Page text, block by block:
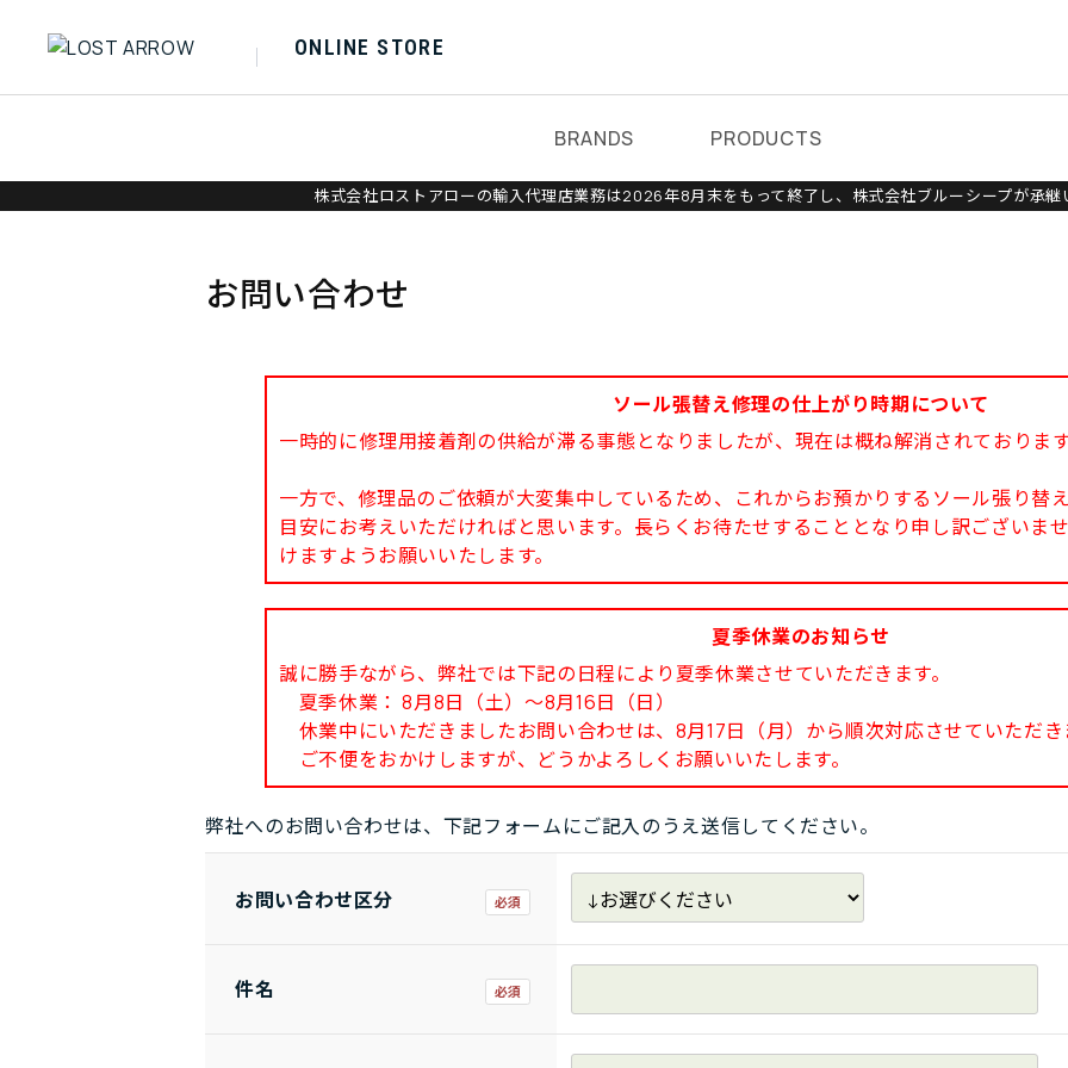
ONLINE STORE
BRANDS PRODUCTS
株式会社ロストアローの輸入代理店業務は2026年8月末をもって終了し、株式会社ブルーシープが承継
お問い合わせ
ソール張替え修理の仕上がり時期について
一時的に修理用接着剤の供給が滞る事態となりましたが、現在は概ね解消されておりま
一方で、修理品のご依頼が大変集中しているため、これからお預かりするソール張り替
目安にお考えいただければと思います。長らくお待たせすることとなり申し訳ございま
けますようお願いいたします。
夏季休業のお知らせ
誠に勝手ながら、弊社では下記の日程により夏季休業させていただきます。
夏季休業： 8月8日（土）～8月16日（日）
休業中にいただきましたお問い合わせは、8月17日（月）から順次対応させていただき
ご不便をおかけしますが、どうかよろしくお願いいたします。
弊社へのお問い合わせは、下記フォームにご記入のうえ送信してください。
お問い合わせ区分
件名